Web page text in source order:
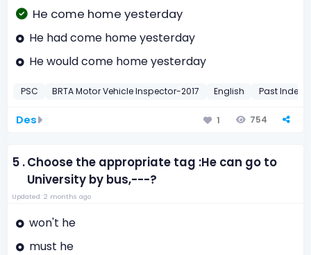
He come home yesterday
He had come home yesterday
He would come home yesterday
PSC BRTA Motor Vehicle Inspector-2017 English Past
Des 1 754
5 .Choose the appropriate tag :He can go to
University by bus,---?
Updated: 2 months ago
won't he
must he